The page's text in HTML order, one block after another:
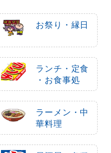
のぼり旗 長岡生姜醤油
ラーメン (SNB-3743)
1,490